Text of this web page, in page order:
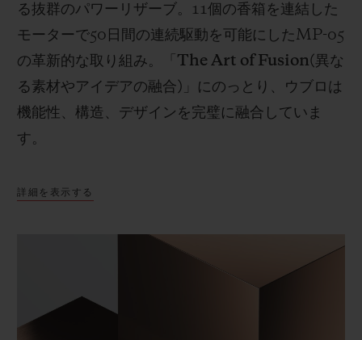
る抜群のパワーリザーブ。 11個の香箱を連結した
モーターで50 日間の連続駆動を可能にしたMP-05
の革新的な取り組み。「 The Art of Fusion(異な
る素材やアイデアの融合) 」にのっとり、ウブロは
機能性、構造、デザインを完璧に融合していま
す。
詳細を表示する